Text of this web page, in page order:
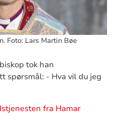
Foto: Lars Martin Bøe
tok han
spørsmål: - Hva vil du jeg
fra Hamar